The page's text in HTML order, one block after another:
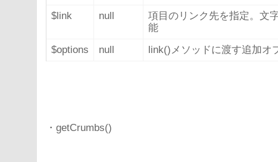
$link null
項目のリンク先を指定。文
能
$options
null link()メソッドに渡す追加オ
・getCrumbs()